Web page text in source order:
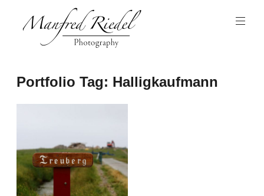
Inhalt
Manfred
Riedel
Portfolio Tag: Halligkaufmann